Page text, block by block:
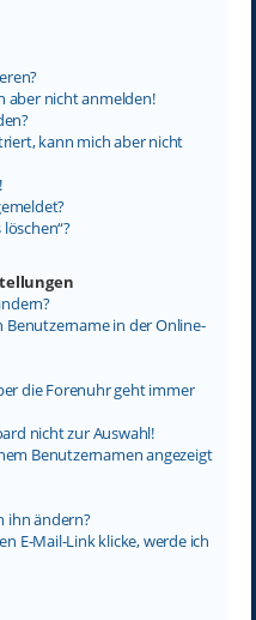
aber nicht anmelden!
kann mich aber nicht
Benutzername in der Online-
die Forenuhr geht immer
nicht zur Auswahl!
Benutzernamen angezeigt
ihn ändern?
E-Mail-Link klicke, werde ich